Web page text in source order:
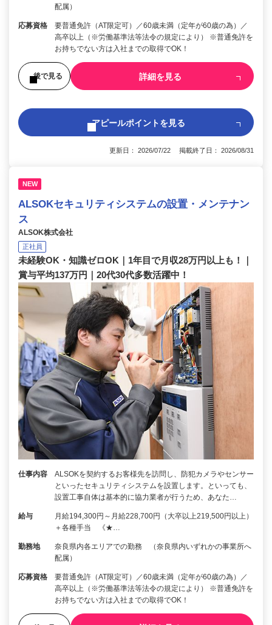
配属）
応募資格
要普通免許（AT限定可）／60歳未満（定年が60歳の為）／
高卒以上（※労働基準法等法令の規定により） ※普通免許を
お持ちでない方は入社までの取得でOK！
後で見る 詳細を見る
アピールポイントを見る
更新日： 2026/07/22 掲載終了日： 2026/08/31
NEW
ALSOKセキュリティシステムの設置・メンテナン
ス
ALSOK株式会社
正社員
未経験OK・知識ゼロOK｜1年目で月収28万円以上も！｜
賞与平均137万円｜20代30代多数活躍中！
仕事内容
ALSOKを契約するお客様先を訪問し、防犯カメラやセンサー
といったセキュリティシステムを設置します。といっても、
設置工事自体は基本的に協力業者が行うため、あなた…
給与
月給194,300円～月給228,700円（大卒以上219,500円以上）
＋各種手当 《★…
勤務地
奈良県内各エリアでの勤務 （奈良県内いずれかの事業所へ
配属）
応募資格
要普通免許（AT限定可）／60歳未満（定年が60歳の為）／
高卒以上（※労働基準法等法令の規定により） ※普通免許を
お持ちでない方は入社までの取得でOK！